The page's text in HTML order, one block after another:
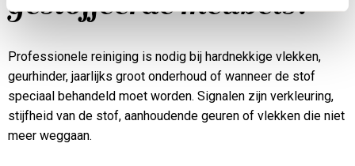
Professionele reiniging is nodig bij hardnekkige vlekken,
geurhinder, jaarlijks groot onderhoud of wanneer de stof
speciaal behandeld moet worden. Signalen zijn verkleuring,
stijfheid van de stof, aanhoudende geuren of vlekken die niet
meer weggaan.